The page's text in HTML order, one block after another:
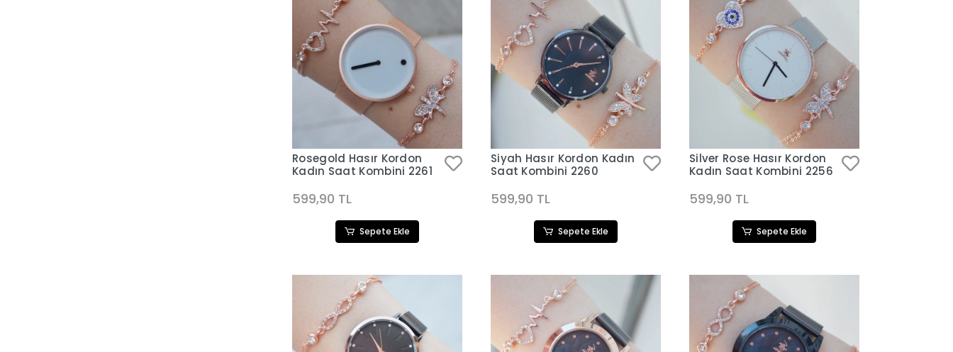
Rosegold Hasır Kordon
Kadın Saat Kombini 2261
599,90 TL
Sepete Ekle
Siyah Hasır Kordon Kadın
Saat Kombini 2260
599,90 TL
Sepete Ekle
Silver Rose Hasır Kordon
Kadın Saat Kombini 2256
599,90 TL
Sepete Ekle